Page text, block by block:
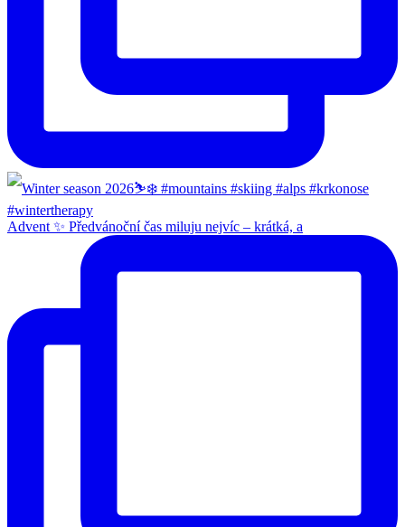
Advent ✨ Předvánoční čas miluju nejvíc – krátká, a